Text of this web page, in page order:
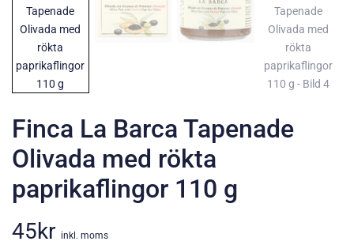
Finca La Barca Tapenade
Olivada med rökta
paprikaflingor 110 g
45kr inkl. moms